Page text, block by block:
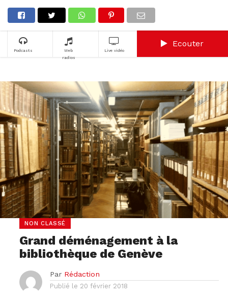
Podcasts
Web
radios
Live vidéo
Ecouter
NON CLASSÉ
Grand déménagement à la
bibliothèque de Genève
Par Rédaction
Publié le 20 février 2018